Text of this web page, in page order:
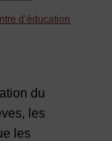
d’éducation
du
les
les